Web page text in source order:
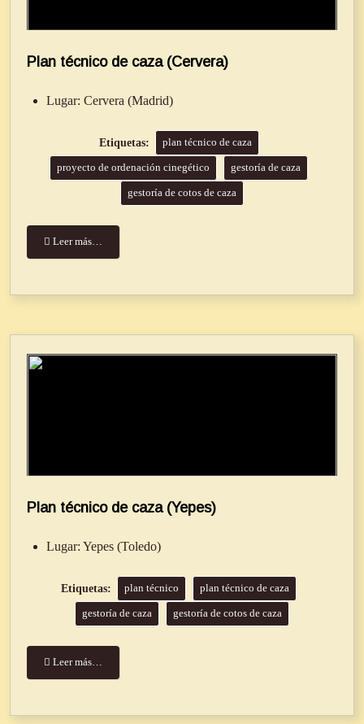
Plan técnico de caza (Cervera)
Lugar: Cervera (Madrid)
plan técnico de caza
proyecto de ordenación cinegético gestoría de caza
gestoría de cotos de caza
Leer más…
Plan técnico de caza (Yepes)
Lugar: Yepes (Toledo)
plan técnico plan técnico de caza
gestoría de caza gestoría de cotos de caza
Leer más…